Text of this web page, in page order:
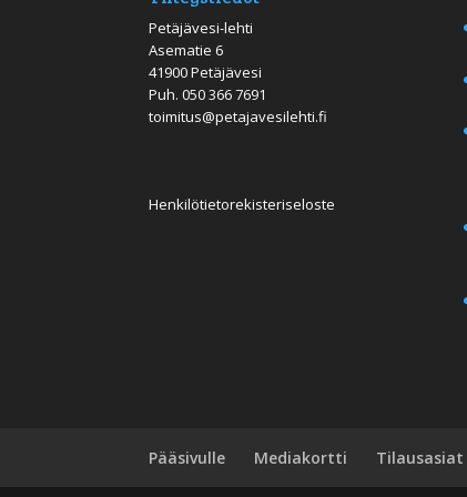
Petäjävesi-lehti
Asematie 6
41900 Petäjävesi
Puh.050 366 7691
toimitus@petajavesilehti.fi
Henkilötietorekisteriseloste
Pääsivulle Mediakortti Tilausasiat